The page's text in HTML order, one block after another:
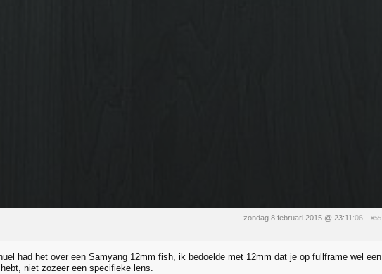
zondag 8 februari 2015 @ 23:11 :06 #55
had het over een Samyang 12mm fish, ik bedoelde met 12mm dat je op fullframe wel een
niet zozeer een specifieke lens.